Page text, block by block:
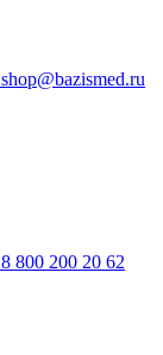
shop@bazismed.ru
8 800 200 20 62